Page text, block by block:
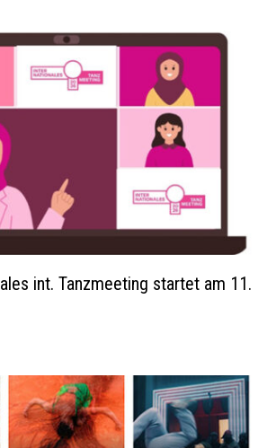
int. Tanzmeeting startet am 11.